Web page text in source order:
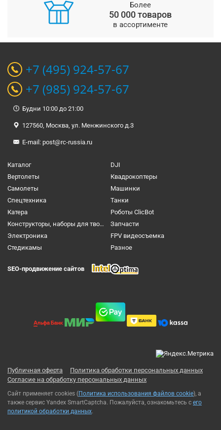
Более
50 000 товаров
в ассортименте
+7 (495) 924-57-67
+7 (985) 924-57-67
Будни 10:00 до 21:00
127560, Москва, ул. Менжинского д.3
E-mail: post@rc-russia.ru
Каталог
DJI
Вертолеты
Квадрокоптеры
Самолеты
Машинки
Спецтехника
Танки
Катера
Роботы ClicBot
Конструкторы, наборы для творчества и настольные игры
Запчасти
Электроника
FPV видеосъемка
Cтедикамы
Разное
SEO-продвижение сайтов
Публичная оферта
Политика обработки персональных данных
Согласие на обработку персональных данных
Сайт применяет cookies (Политика использования файлов cookie), а
также сервис Yandex SmartCaptcha. Пожалуйста, ознакомьтесь с его
политикой обработки данных.